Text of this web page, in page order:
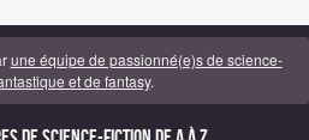
une équipe de passionné(e)s de science-
et de fantasy.